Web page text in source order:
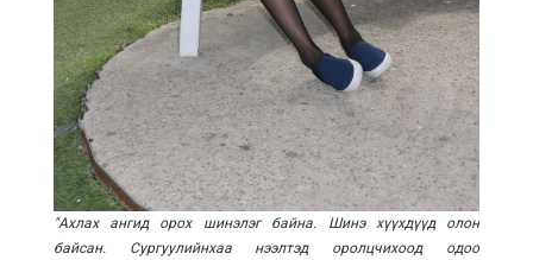
"Ахлах ангид орох шинэлэг байна. Шинэ хүүхдүүд олон
байсан. Сургуулийнхаа нээлтэд оролцчихоод одоо